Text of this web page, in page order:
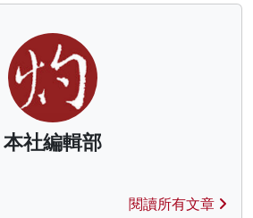
本社編輯部
閱讀所有文章